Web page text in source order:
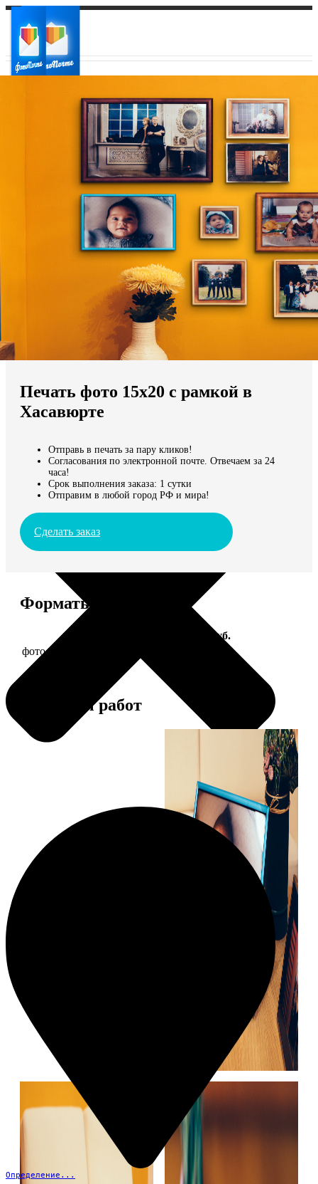
Ваш регион доставки
Выберите из списка:
Мы доставляем по всему миру
Продолжить без города
Определение...
Печать фото 15х20 с рамкой в
Хасавюрте
Отправь в печать за пару кликов!
Согласования по электронной почте. Отвечаем за 24
часа!
Срок выполнения заказа: 1 сутки
Отправим в любой город РФ и мира!
Сделать заказ
Форматы и цены
Цена, руб.
фото 15х20 в деревянной рамке
Примеры работ